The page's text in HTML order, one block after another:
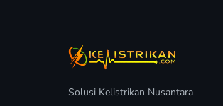
Solusi Kelistrikan Nusantara